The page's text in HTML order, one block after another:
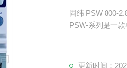
固纬 PSW
PSW-系列是一
力极大的扩展了
更新时间：